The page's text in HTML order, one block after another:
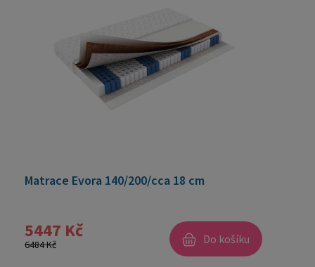
Matrace Evora 140/200/cca 18 cm
5447 Kč
6484 Kč Do košíku